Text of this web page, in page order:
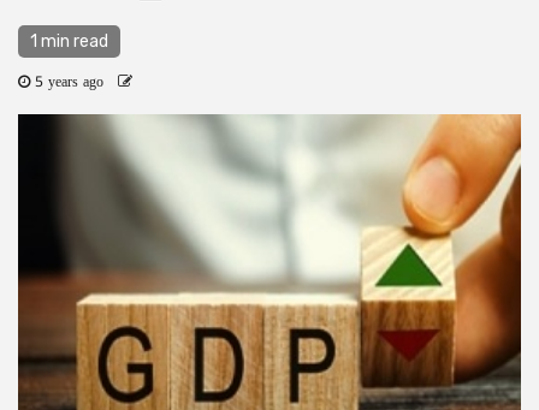
1 min read
5 years ago